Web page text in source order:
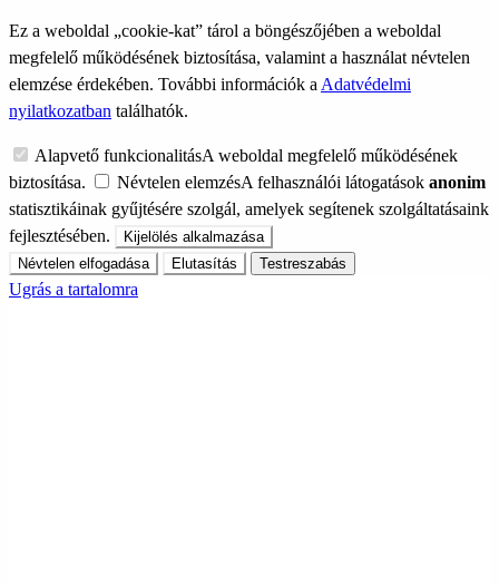
Ez a weboldal „cookie-kat” tárol a böngészőjében a weboldal
megfelelő működésének biztosítása, valamint a használat névtelen
elemzése érdekében. További információk a Adatvédelmi
nyilatkozatban találhatók.
Alapvető funkcionalitásA weboldal megfelelő működésének
biztosítása.
Névtelen elemzésA felhasználói látogatások anonim
statisztikáinak gyűjtésére szolgál, amelyek segítenek szolgáltatásaink
fejlesztésében.
Kijelölés alkalmazása
Névtelen elfogadása
Elutasítás Testreszabás
Ugrás a tartalomra